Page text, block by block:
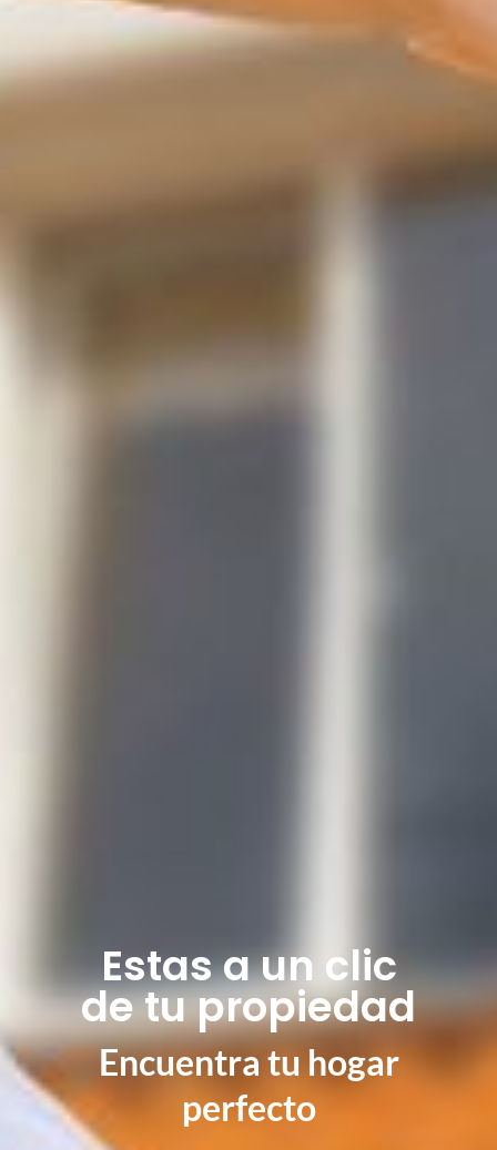
Estas a un clic
de tu propiedad
Encuentra tu hogar
perfecto